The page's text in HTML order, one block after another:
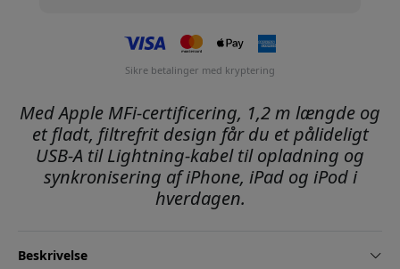
Sikre betalinger med kryptering
Med Apple MFi-certificering, 1,2 m længde og
et fladt, filtrefrit design får du et pålideligt
USB-A til Lightning-kabel til opladning og
synkronisering af iPhone, iPad og iPod i
hverdagen.
Beskrivelse